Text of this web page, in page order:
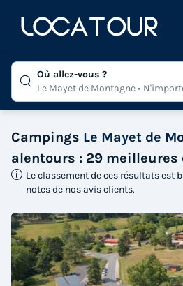
Où allez-vous ?
Le Mayet de Montagne
Campings Le Mayet de
alentours : 29 meilleures
Le classement de ces résultats est
notes de nos avis clients.